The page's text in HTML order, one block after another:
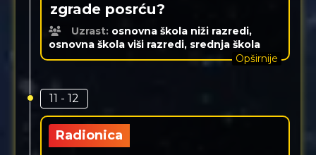
zgrade posrću?
Uzrast: osnovna škola niži razredi,
osnovna škola viši razredi, srednja škola
Opširnije
11 - 12
Radionica